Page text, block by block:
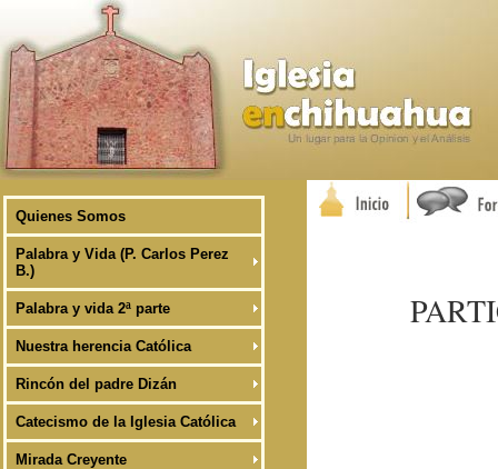
Quienes Somos
Palabra y Vida (P. Carlos Perez
B.)
Palabra y vida 2ª parte
Nuestra herencia Católica
Rincón del padre Dizán
Catecismo de la Iglesia Católica
Mirada Creyente